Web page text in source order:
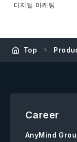
디지털 마케팅
Top
Career
AnyMind